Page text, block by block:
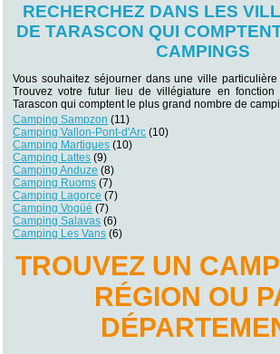
RECHERCHEZ DANS LES
DE TARASCON QUI
CAMPINGS
Vous souhaitez séjourner dans une ville
Trouvez votre futur lieu de villégiature en
Tarascon qui comptent le plus grand nombre de
Camping Sampzon (11)
Camping Vallon-Pont-d'Arc (10)
Camping Martigues (10)
Camping Lattes (9)
Camping Anduze (8)
Camping Ruoms (7)
Camping Lagorce (7)
Camping Vogüé (7)
Camping Salavas (6)
Camping Les Vans (6)
TROUVEZ UN
RÉGION OU